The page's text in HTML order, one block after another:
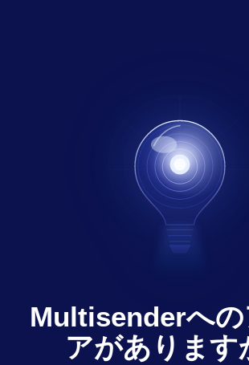
Multisenderへ
アがあります